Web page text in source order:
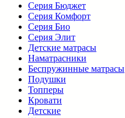
Серия Бюджет
Серия Комфорт
Серия Био
Серия Элит
Детские матрасы
Наматрасники
Беспружинные матрасы
Подушки
Топперы
Кровати
Детские